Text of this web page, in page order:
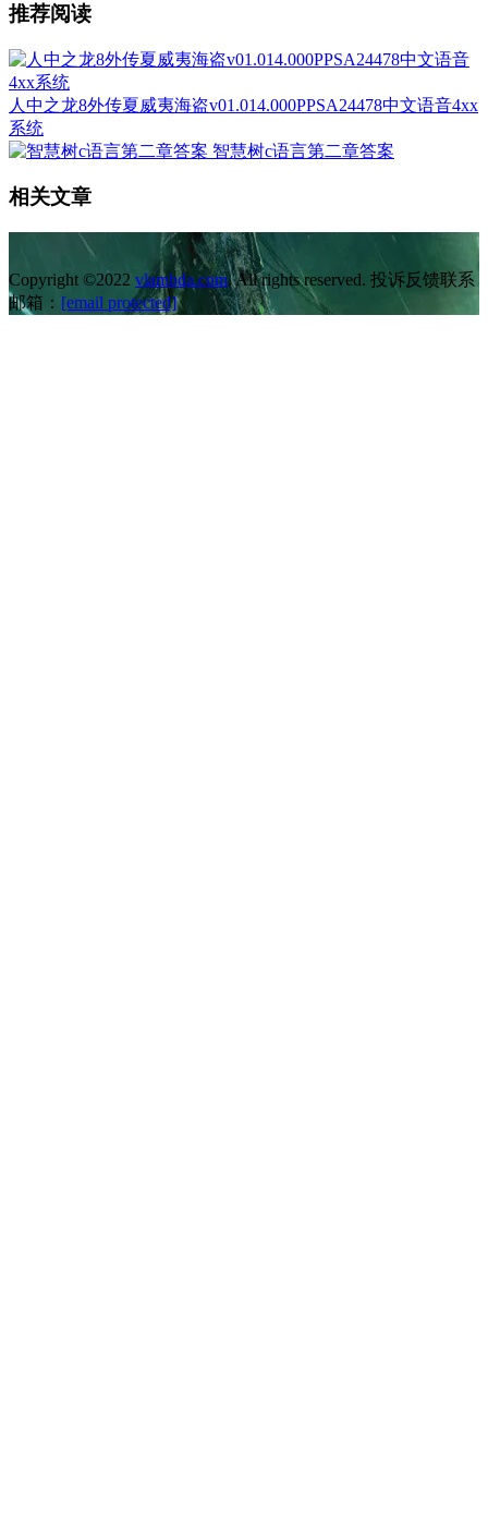
推荐阅读
人中之龙8外传夏威夷海盗v01.014.000PPSA24478中文语音4xx
系统
智慧树c语言第二章答案
相关文章
Copyright ©2022 vlambda.com. All rights reserved. 投诉反馈联系
邮箱： [email protected]